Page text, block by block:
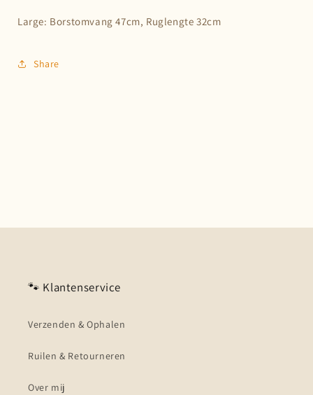
Large: Borstomvang 47cm, Ruglengte 32cm
Share
🐾 Klantenservice
Verzenden & Ophalen
Ruilen & Retourneren
Over mij